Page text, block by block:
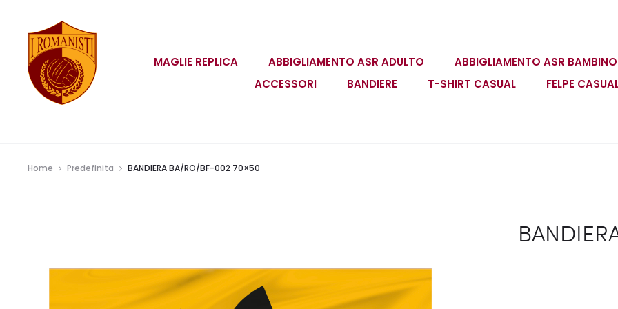
MAGLIE REPLICA ABBIGLIAMENTO ASR ADULTO ABBIGLIAMENTO ASR BAMBINO
ACCESSORI
BANDIERE T-SHIRT CASUAL FELPE
Home Predefinita BANDIERA BA/RO/BF-002 70×50